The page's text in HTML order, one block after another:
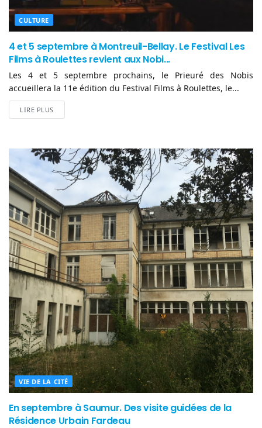
CULTURE
4 et 5 septembre à Montreuil-Bellay. Le Festival Les
Films à Roulettes revient aux Nobi...
Les 4 et 5 septembre prochains, le Prieuré des Nobis
accueillera la 11e édition du Festival Films à Roulettes, le...
LIRE PLUS
VIE DE LA CITÉ
En septembre à Saumur. Des visite guidées de la
Résidence Urbain Fardeau